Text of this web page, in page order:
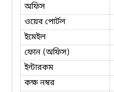
অফিস
ওয়েব পোর্টল
ইমেইল
ফোন (অফিস)
ইন্টারকম
কক্ষ নম্বর